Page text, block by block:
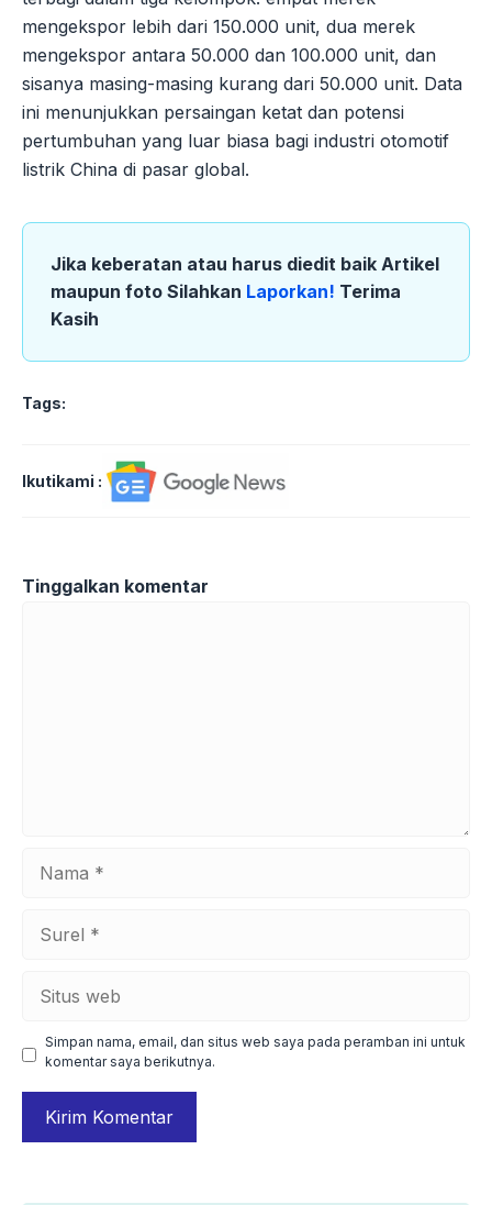
mengekspor lebih dari 150.000 unit, dua merek
mengekspor antara 50.000 dan 100.000 unit, dan
sisanya masing-masing kurang dari 50.000 unit. Data
ini menunjukkan persaingan ketat dan potensi
pertumbuhan yang luar biasa bagi industri otomotif
listrik China di pasar global.
Jika keberatan atau harus diedit baik Artikel
maupun foto Silahkan Laporkan! Terima
Kasih
Tags:
Ikutikami :
Tinggalkan komentar
web
Simpan nama, email, dan situs web saya pada peramban ini untuk
komentar saya berikutnya.